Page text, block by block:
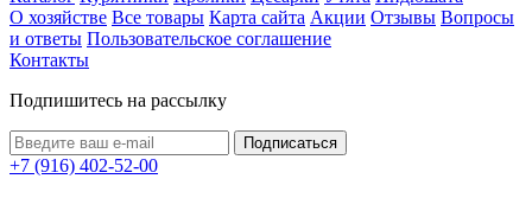
О хозяйстве Все товары Карта сайта Акции Отзывы Вопросы
и ответы Пользовательское соглашение
Контакты
Подпишитесь на рассылку
+7 (916) 402-52-00